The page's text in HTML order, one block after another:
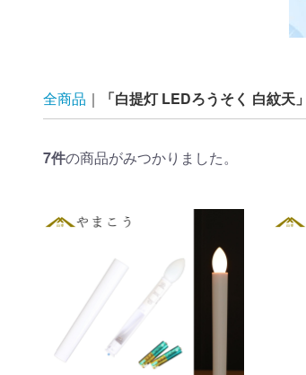
全商品 「白提灯 LEDろうそく 白紋天
7件の商品がみつかりました。